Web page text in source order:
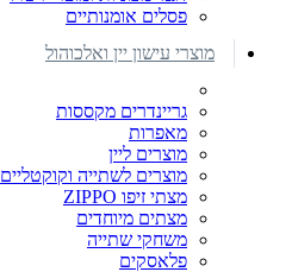
פסלים אומנותיים
מוצרי עישון יין ואלכוהול
גריינדרים מקססות
מאפרות
מוצרים ליין
מוצרים לשתייה וקוקטליים
מצתי זיפו ZIPPO
מצתים מיוחדים
משחקי שתייה
פלאסקים